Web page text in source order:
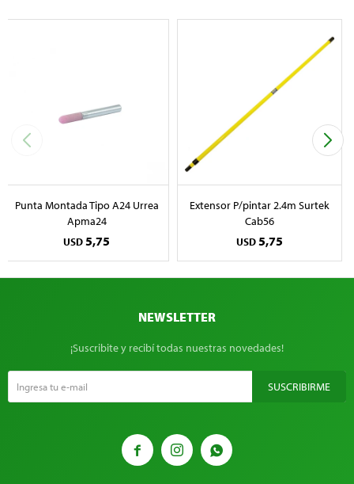
Punta Montada Tipo A24 Urrea
Apma24
USD5,75
Extensor P/pintar 2.4m Surtek
Cab56
USD5,75
  
NEWSLETTER
¡Suscribite y recibí todas nuestras novedades!
SUSCRIBIRME